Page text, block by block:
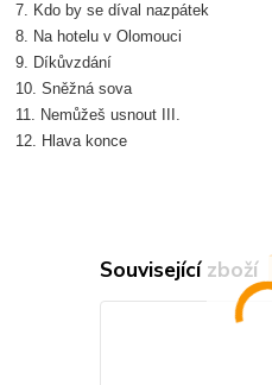
7. Kdo by se díval nazpátek
8. Na hotelu v Olomouci
9. Díkůvzdání
10. Sněžná sova
11. Nemůžeš usnout III.
12. Hlava konce
Související zboží